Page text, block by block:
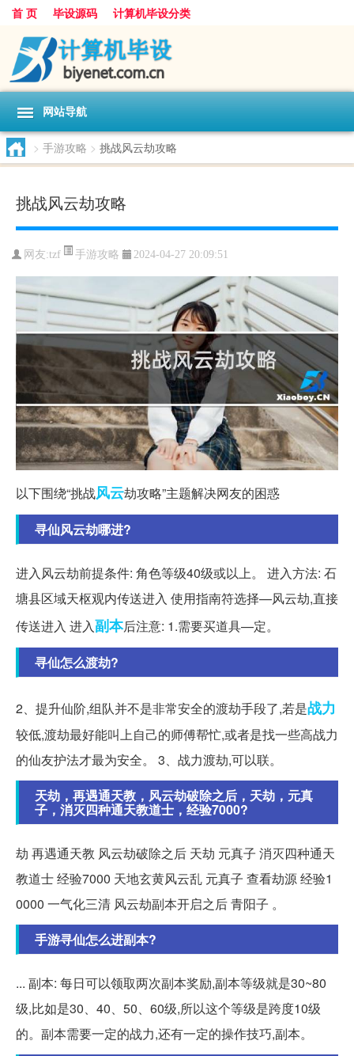
首 页 毕设源码 计算机毕设分类
网站导航
> 手游攻略 > 挑战风云劫攻略
挑战风云劫攻略
网友:tzf 手游攻略 2024-04-27 20:09:51
以下围绕“挑战风云劫攻略”主题解决网友的困惑
寻仙风云劫哪进?
进入风云劫前提条件: 角色等级40级或以上。 进入方法: 石
塘县区域天枢观内传送进入 使用指南符选择—风云劫,直接
传送进入 进入副本后注意: 1.需要买道具—定。
寻仙怎么渡劫?
2、提升仙阶,组队并不是非常安全的渡劫手段了,若是战力
较低,渡劫最好能叫上自己的师傅帮忙,或者是找一些高战力
的仙友护法才最为安全。 3、战力渡劫,可以联。
天劫，再遇通天教，风云劫破除之后，天劫，元真
子，消灭四种通天教道士，经验7000?
劫 再遇通天教 风云劫破除之后 天劫 元真子 消灭四种通天
教道士 经验7000 天地玄黄风云乱 元真子 查看劫源 经验1
0000 一气化三清 风云劫副本开启之后 青阳子 。
手游寻仙怎么进副本?
... 副本: 每日可以领取两次副本奖励,副本等级就是30~80
级,比如是30、40、50、60级,所以这个等级是跨度10级
的。副本需要一定的战力,还有一定的操作技巧,副本。